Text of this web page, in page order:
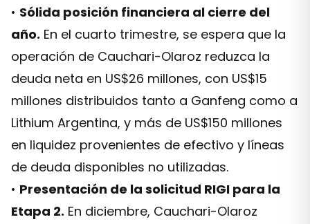
• Sólida posición financiera al cierre del
año. En el cuarto trimestre, se espera que la
operación de Cauchari-Olaroz reduzca la
deuda neta en US$26 millones, con US$15
millones distribuidos tanto a Ganfeng como a
Lithium Argentina, y más de US$150 millones
en liquidez provenientes de efectivo y líneas
de deuda disponibles no utilizadas.
• Presentación de la solicitud RIGI para la
Etapa 2. En diciembre, Cauchari-Olaroz